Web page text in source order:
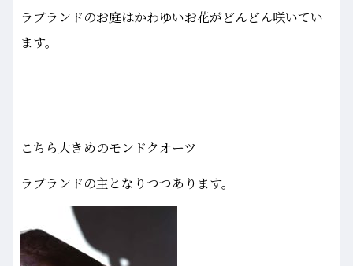
ラブランドのお庭はかわゆいお花がどんどん咲いてい
ます。
こちら大きめのモンドクオーツ
ラブランドの主となりつつあります。